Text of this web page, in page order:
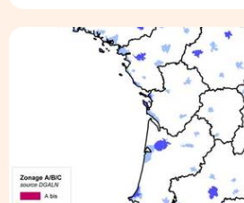
Comment la loi Pinel peut-elle